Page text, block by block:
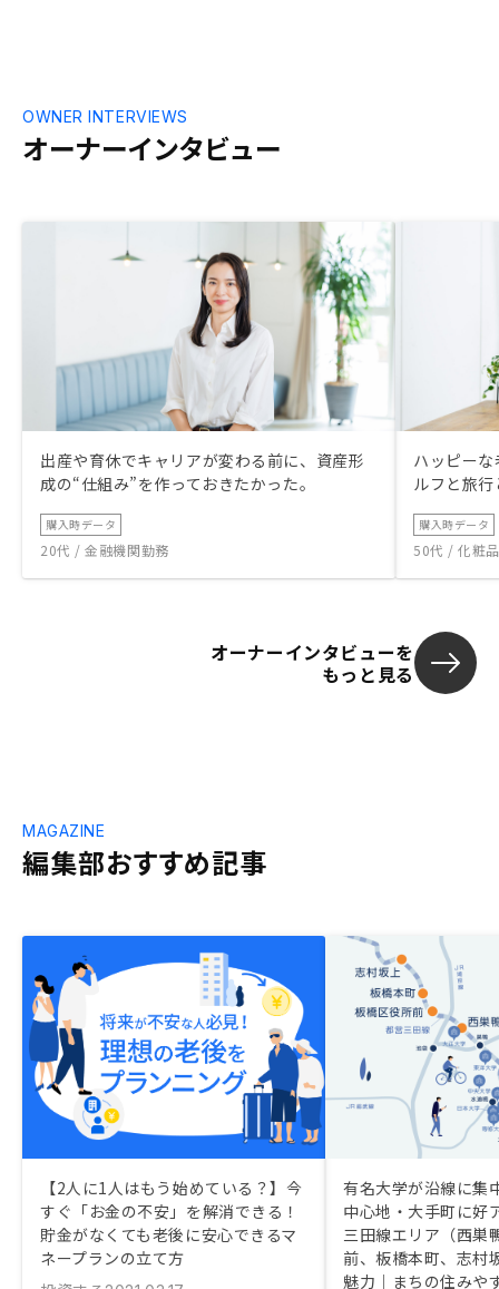
オーナーインタビュー
OWNER INTERVIEWS
出産や育休でキャリアが変わる前に、資産形
成の“仕組み”を作っておきたかった。
購入時データ
20代 / 金融機関勤務
ハッピー
ルフと旅
購入時データ
50代 / 化粧
オーナーインタビューを
もっと見る
編集部おすすめ記事
MAGAZINE
【2人に1人はもう始めている？】今
すぐ「お金の不安」を解消できる！
貯金がなくても老後に安心できるマ
ネープランの立て方
有名大学が沿線に集
中心地・大手町に好
三田線エリア（西巣
前、板橋本町、志村
魅力｜まちの住みや